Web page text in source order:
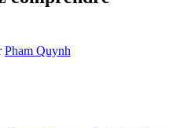
Pham Quynh